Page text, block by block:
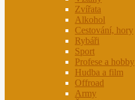
Zvířata
Alkohol
Cestování, hory
Rybáři
Sport
Profese a hobby
Hudba a film
Offroad
Army